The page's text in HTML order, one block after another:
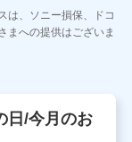
有用なお知らせ
確な把握のため
は、ソニー損保、ドコ
まへの提供はございま
日/今月のお